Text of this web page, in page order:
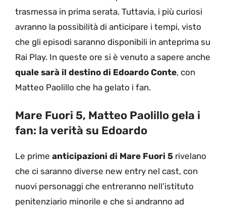
trasmessa in prima serata. Tuttavia, i più curiosi
avranno la possibilità di anticipare i tempi, visto
che gli episodi saranno disponibili in anteprima su
Rai Play. In queste ore si è venuto a sapere anche
quale sarà il destino di Edoardo Conte, con
Matteo Paolillo che ha gelato i fan.
Mare Fuori 5, Matteo Paolillo gela i
fan: la verità su Edoardo
Le prime anticipazioni di Mare Fuori 5 rivelano
che ci saranno diverse new entry nel cast, con
nuovi personaggi che entreranno nell’istituto
penitenziario minorile e che si andranno ad